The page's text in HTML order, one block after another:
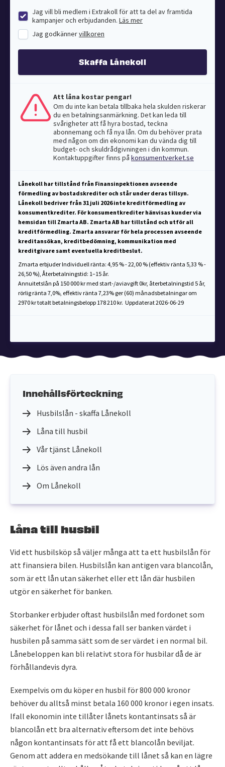
Jag vill bli medlem i Extrakoll för att ta del av framtida
kampanjer och erbjudanden. Läs mer
Jag godkännervillkoren
Skaffa Lånekoll
Att låna kostar pengar!
Om du inte kan betala tillbaka hela skulden riskerar
du en betalningsanmärkning. Det kan leda till
svårigheter att få hyra bostad, teckna
abonnemang och få nya lån. Om du behöver prata
med någon om din ekonomi kan du vända dig till
budget- och skuldrådgivningen i din kommun.
Kontaktuppgifter finns på konsumentverket.se
Lånekoll har tillstånd från Finansinpektionen avseende
förmedling av bostadskrediter och står under deras tillsyn.
Lånekoll bedriver från 31 juli 2026 inte kreditförmedling av
konsumentkrediter. För konsumentkrediter hänvisas kunder via
hemsidan till Zmarta AB. Zmarta AB har tillstånd och utför all
kreditförmedling. Zmarta ansvarar för hela processen avseende
kreditansökan, kreditbedömning, kommunikation med
kreditgivare samt eventuella kreditbeslut.
Zmarta erbjuder Individuell ränta: 4,95 % - 22,00 % (effektiv ränta 5,33 % -
26,50 %), Återbetalningstid: 1–15 år.
Annuitetslån på 150 000 kr med start-/aviavgift 0kr, återbetalningstid 5 år,
rörlig ränta 7,0%, effektiv ränta 7,23% ger (60) månadsbetalningar om
2970 kr totalt betalningsbelopp 178 210 kr. Uppdaterat 2026-06-29
Innehållsförteckning
Husbilslån - skaffa Lånekoll
Låna till husbil
Vår tjänst Lånekoll
Lös även andra lån
Om Lånekoll
Låna till husbil
Vid ett husbilsköp så väljer många att ta ett husbilslån för
att finansiera bilen. Husbilslån kan antigen vara blancolån,
som är ett lån utan säkerhet eller ett lån där husbilen
utgör en säkerhet för banken.
Storbanker erbjuder oftast husbilslån med fordonet som
säkerhet för lånet och i dessa fall ser banken värdet i
husbilen på samma sätt som de ser värdet i en normal bil.
Lånebeloppen kan bli relativt stora för husbilar då de är
förhållandevis dyra.
Exempelvis om du köper en husbil för 800 000 kronor
behöver du alltså minst betala 160 000 kronor i egen insats.
Ifall ekonomin inte tillåter lånets kontantinsats så är
blancolån ett bra alternativ eftersom det inte behövs
någon kontantinsats för att få ett blancolån beviljat.
Genom att addera en medsökande till lånet så kan en lägre